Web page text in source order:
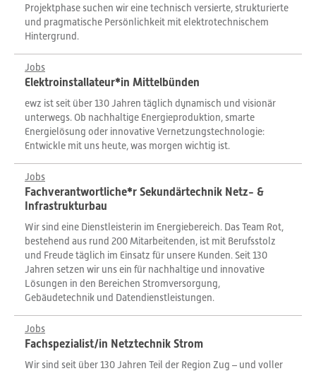
Projektphase suchen wir eine technisch versierte, strukturierte
und pragmatische Persönlichkeit mit elektrotechnischem
Hintergrund.
Jobs
Elektroinstallateur*in Mittelbünden
ewz ist seit über 130 Jahren täglich dynamisch und visionär
unterwegs. Ob nachhaltige Energieproduktion, smarte
Energielösung oder innovative Vernetzungstechnologie:
Entwickle mit uns heute, was morgen wichtig ist.
Jobs
Fachverantwortliche*r Sekundärtechnik Netz- &
Infrastrukturbau
Wir sind eine Dienstleisterin im Energiebereich. Das Team Rot,
bestehend aus rund 200 Mitarbeitenden, ist mit Berufsstolz
und Freude täglich im Einsatz für unsere Kunden. Seit 130
Jahren setzen wir uns ein für nachhaltige und innovative
Lösungen in den Bereichen Stromversorgung,
Gebäudetechnik und Datendienstleistungen.
Jobs
Fachspezialist/in Netztechnik Strom
Wir sind seit über 130 Jahren Teil der Region Zug – und voller